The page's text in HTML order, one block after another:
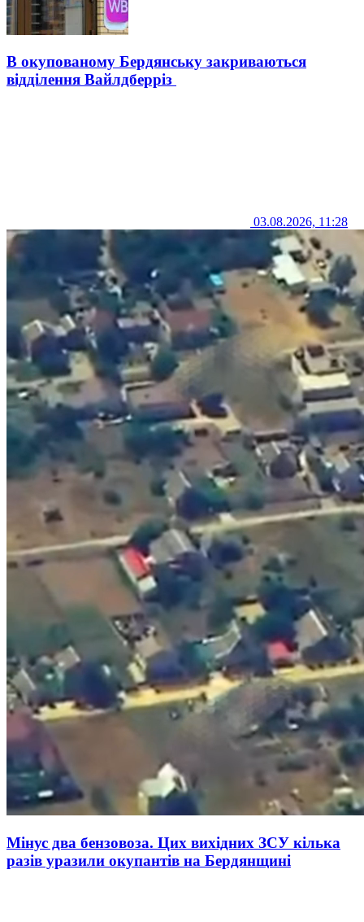
В окупованому Бердянську закриваються
відділення Вайлдберріз
03.08.2026, 11:28
Мінус два бензовоза. Цих вихідних ЗСУ кілька
разів уразили окупантів на Бердянщині